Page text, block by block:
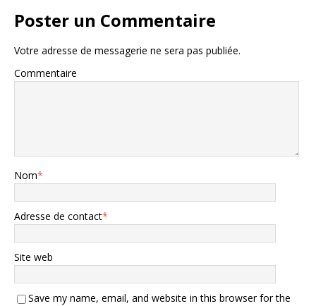
Poster un Commentaire
Votre adresse de messagerie ne sera pas publiée.
Commentaire
Nom*
Adresse de contact*
Site web
Save my name, email, and website in this browser for the